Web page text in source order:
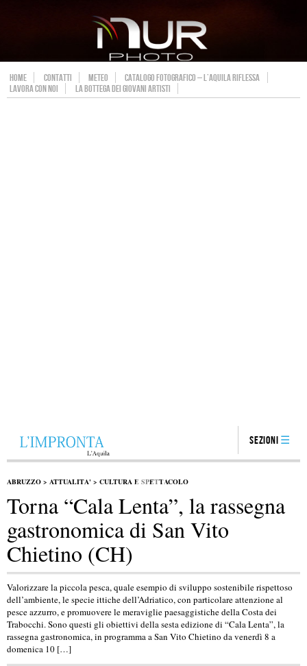
HOME CONTATTI METEO
CATALOGO FOTOGRAFICO – L’AQUILA RIFLESSA
LAVORA CON NOI
LA BOTTEGA DEI GIOVANI ARTISTI
Sezioni
ABRUZZO > ATTUALITA' > CULTURA E SPETTACOLO
Torna “Cala Lenta”, la rassegna
gastronomica di San Vito
Chietino (CH)
Valorizzare la piccola pesca, quale esempio di sviluppo sostenibile rispettoso
dell’ambiente, le specie ittiche dell’Adriatico, con particolare attenzione al
pesce azzurro, e promuovere le meraviglie paesaggistiche della Costa dei
Trabocchi. Sono questi gli obiettivi della sesta edizione di “Cala Lenta”, la
rassegna gastronomica, in programma a San Vito Chietino da venerdì 8 a
domenica 10 […]